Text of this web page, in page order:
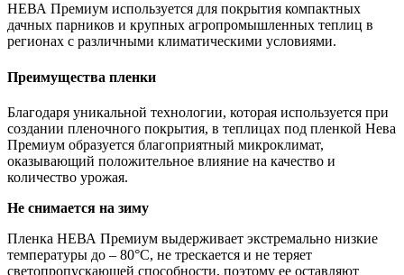
НЕВА Премиум используется для покрытия компактных
дачных парников и крупных агропромышленных теплиц в
регионах с различными климатическими условиями.
Преимущества пленки
Благодаря уникальной технологии, которая используется при
создании пленочного покрытия, в теплицах под пленкой Нева
Премиум образуется благоприятный микроклимат,
оказывающий положительное влияние на качество и
количество урожая.
Не снимается на зиму
Пленка НЕВА Премиум выдерживает экстремально низкие
температуры до – 80°С, не трескается и не теряет
светопропускающей способности, поэтому ее оставляют